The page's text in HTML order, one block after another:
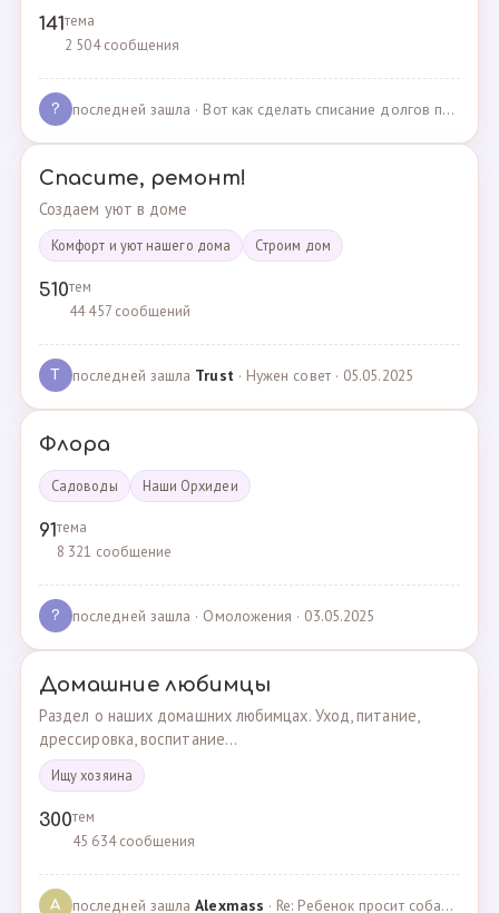
141тема
2 504 сообщения
? последней зашла · Вот как сделать списание долгов по жкх? · 02.05.2025
Спасите, ремонт!
Создаем уют в доме
Комфорт и уют нашего дома Cтроим дом
510тем
44 457 сообщений
T последней зашла Trust · Нужен совет · 05.05.2025
Флора
Садоводы Наши Орхидеи
91тема
8 321 сообщение
? последней зашла · Омоложения · 03.05.2025
Домашние любимцы
Раздел о наших домашних любимцах. Уход, питание,
дрессировка, воспитание...
Ищу хозяина
300тем
45 634 сообщения
A последней зашлаAlexmass · Re: Ребенок просит собаку, посоветуйте какую породу… · 30.03.2025